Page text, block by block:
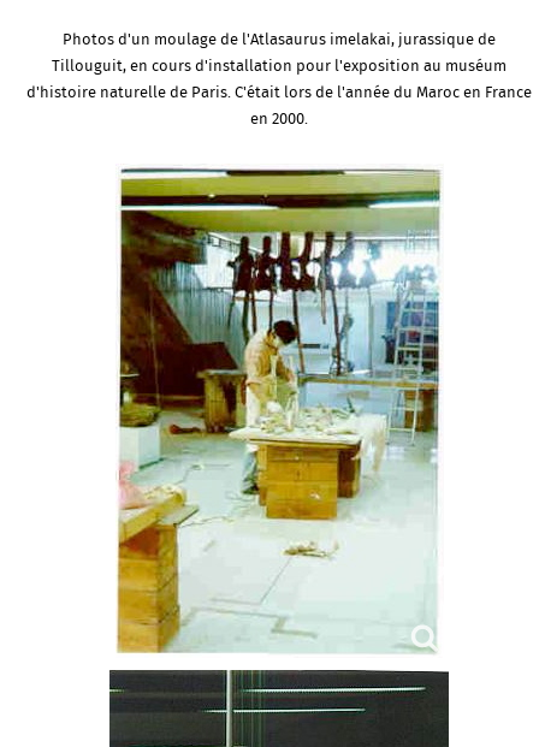
Photos d'un moulage de l'Atlasaurus imelakai, jurassique de
Tillouguit, en cours d'installation pour l'exposition au muséum
d'histoire naturelle de Paris. C'était lors de l'année du Maroc en France
en 2000.